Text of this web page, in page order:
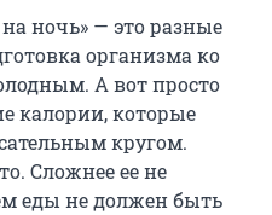
ночь» — это разные
организма ко
А вот просто
калории, которые
кругом.
Сложнее ее не
еды не должен быть